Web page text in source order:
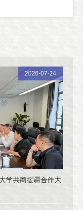
2026-07-24
学共商援疆合作大